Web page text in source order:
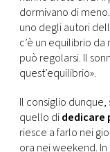
dormivano di
uno degli autori
c’è un equilibrio
può regolarsi. Il
quest’equilibrio».
Il consiglio
quello didedicare
riesce a farlo nei
ora nei weekend.